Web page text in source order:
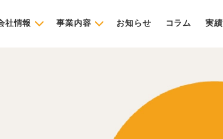
社情報 事業内容 お知らせ コラム 実績